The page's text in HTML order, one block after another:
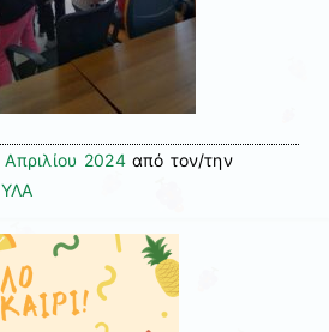
2024από τον/την